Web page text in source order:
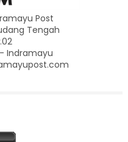
Post
Tengah
Indramayu